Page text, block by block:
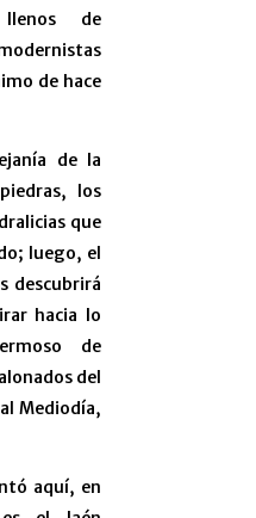
de
de hace
de la
los
que
luego, el
descubrirá
hacia lo
de
del
Mediodía,
aquí, en